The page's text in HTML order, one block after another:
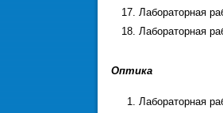
Лабораторная
Лабораторная
Оптика
Лабораторная